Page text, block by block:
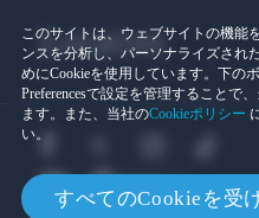
このサイトは、ウェブサイトの機能
ンスを分析し、パーソナライズされ
めにCookieを使用しています。下の
Preferencesで設定を管理することで
ます。また、当社のCookieポリシー
い。
すべてのCookieを受
Location